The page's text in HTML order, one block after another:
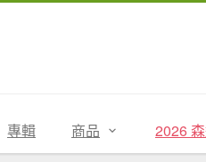
專輯 商品 2026